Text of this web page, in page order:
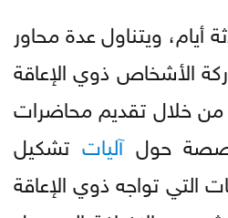
أيام، ويتناول عدة محاور
الأشخاص ذوي الإعاقة
من خلال تقديم محاضرات
حولآليات تشكيل
التي تواجه ذوي الإعاقة